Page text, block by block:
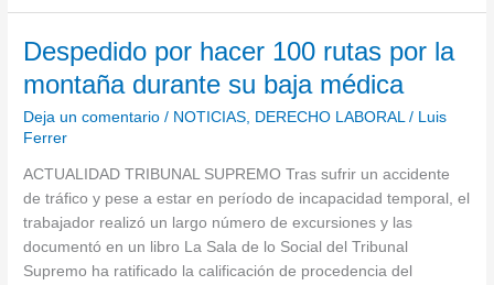
Nacional
Despedido por hacer 100 rutas por la
montaña durante su baja médica
Deja un comentario / NOTICIAS DERECHO LABORAL /
Luis
Ferrer
ACTUALIDAD TRIBUNAL SUPREMO Tras sufrir un accidente
de tráfico y pese a estar en período de incapacidad temporal, el
trabajador realizó un largo número de excursiones y las
documentó en un libro La Sala de lo Social del Tribunal
Supremo ha ratificado la calificación de procedencia del
Despedido
hacer
100
rutas
por
la
montaña
durante
su